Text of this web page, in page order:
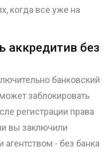
когда все уже на
без
банковский
заблокировать
регистрации права
вы заключили
агентством - без банка